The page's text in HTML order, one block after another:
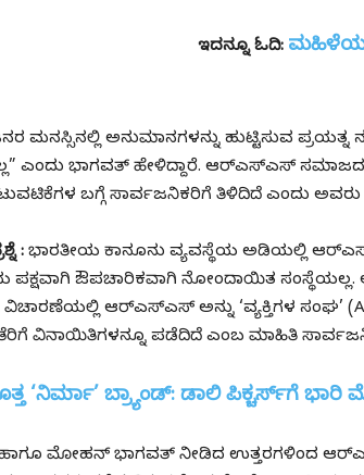
ಇದನ್ನೂ ಓದಿ:
ಮನಸ್ಸಿನಲ್ಲಿ ಅನುಮಾನಗಳನ್ನು ಹುಟ್ಟಿಸುವ
ಎಂದು ಭಾಗವತ್ ಹೇಳಿದ್ದಾರೆ. ಆರ್‌ಎಸ್‌ಎಸ್‌
ಬಗ್ಗೆ ಸಾರ್ವಜನಿಕರಿಗೆ ತಿಳಿದಿದೆ ಎಂದು ಅವರು
:ಭಾರತೀಯ ಕಾನೂನು ವ್ಯವಸ್ಥೆಯ ಅಡಿಯಲ್ಲಿ
ಪಕ್ಷವಾಗಿ ಔಪಚಾರಿಕವಾಗಿ ನೋಂದಾಯಿತ ಸಂಸ್ಥೆಯಲ್ಲ.
ಆರ್‌ಎಸ್‌ಎಸ್‌ ಅನ್ನು ‘ವ್ಯಕ್ತಿಗಳ ಸಂಘ’
ತೆರಿಗೆ ವಿನಾಯಿತಿಗಳನ್ನೂ ಪಡೆದಿದೆ ಎಂಬ ಮಾಹಿತಿ
‘ನಿರ್ಮಾ’ ಬ್ರ್ಯಾಂಡ್: ಡಾಲಿ ಪಿಕ್ಚರ್ಸ್‌ಗೆ ಭಾರಿ
ಹಾಗೂ ಮೋಹನ್ ಭಾಗವತ್ ನೀಡಿದ ಉತ್ತರಗಳಿಂದ